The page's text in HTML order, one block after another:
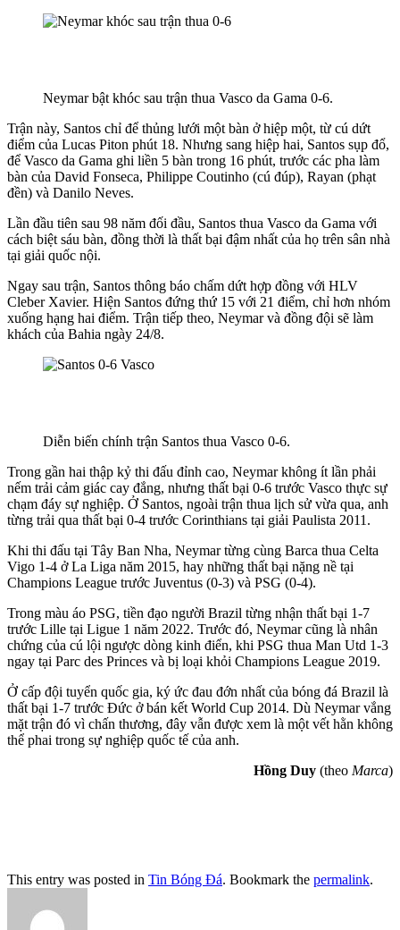
Neymar bật khóc sau trận thua Vasco da Gama 0-6.
Trận này, Santos chỉ để thủng lưới một bàn ở hiệp một, từ cú dứt
điểm của Lucas Piton phút 18. Nhưng sang hiệp hai, Santos sụp đổ,
để Vasco da Gama ghi liền 5 bàn trong 16 phút, trước các pha làm
bàn của David Fonseca, Philippe Coutinho (cú đúp), Rayan (phạt
đền) và Danilo Neves.
Lần đầu tiên sau 98 năm đối đầu, Santos thua Vasco da Gama với
cách biệt sáu bàn, đồng thời là thất bại đậm nhất của họ trên sân nhà
tại giải quốc nội.
Ngay sau trận, Santos thông báo chấm dứt hợp đồng với HLV
Cleber Xavier. Hiện Santos đứng thứ 15 với 21 điểm, chỉ hơn nhóm
xuống hạng hai điểm. Trận tiếp theo, Neymar và đồng đội sẽ làm
khách của Bahia ngày 24/8.
Diễn biến chính trận Santos thua Vasco 0-6.
Trong gần hai thập kỷ thi đấu đỉnh cao, Neymar không ít lần phải
nếm trải cảm giác cay đắng, nhưng thất bại 0-6 trước Vasco thực sự
chạm đáy sự nghiệp. Ở Santos, ngoài trận thua lịch sử vừa qua, anh
từng trải qua thất bại 0-4 trước Corinthians tại giải Paulista 2011.
Khi thi đấu tại Tây Ban Nha, Neymar từng cùng Barca thua Celta
Vigo 1-4 ở La Liga năm 2015, hay những thất bại nặng nề tại
Champions League trước Juventus (0-3) và PSG (0-4).
Trong màu áo PSG, tiền đạo người Brazil từng nhận thất bại 1-7
trước Lille tại Ligue 1 năm 2022. Trước đó, Neymar cũng là nhân
chứng của cú lội ngược dòng kinh điển, khi PSG thua Man Utd 1-3
ngay tại Parc des Princes và bị loại khỏi Champions League 2019.
Ở cấp đội tuyển quốc gia, ký ức đau đớn nhất của bóng đá Brazil là
thất bại 1-7 trước Đức ở bán kết World Cup 2014. Dù Neymar vắng
mặt trận đó vì chấn thương, đây vẫn được xem là một vết hằn không
thể phai trong sự nghiệp quốc tế của anh.
Hồng Duy (theo Marca)
This entry was posted in Tin Bóng Đá. Bookmark the permalink.